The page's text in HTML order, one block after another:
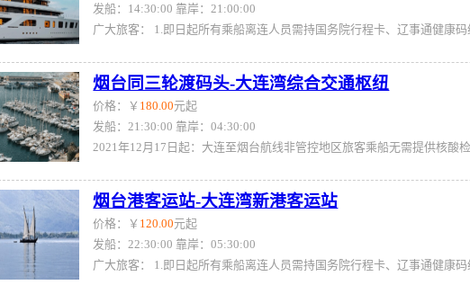
发船：14:30:00 靠岸：21:00:00
烟台同三轮渡码头-大连湾综合交通枢纽
价格：￥ 180.00元起
发船：21:30:00 靠岸：04:30:00
烟台港客运站-大连湾新港客运站
价格：￥ 120.00元起
发船：22:30:00 靠岸：05:30:00